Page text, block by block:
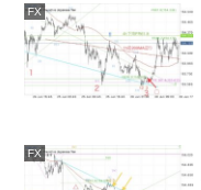
FX
FX